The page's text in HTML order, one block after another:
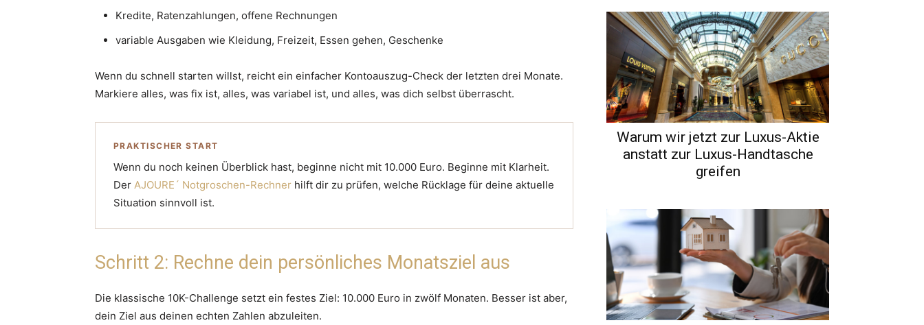
Kredite, Ratenzahlungen, offene Rechnungen
variable Ausgaben wie Kleidung, Freizeit, Essen gehen, Geschenke
Wenn du schnell starten willst, reicht ein einfacher Kontoauszug-Check der letzten drei Monate.
Markiere alles, was fix ist, alles, was variabel ist, und alles, was dich selbst überrascht.
PRAKTISCHER START
Wenn du noch keinen Überblick hast, beginne nicht mit 10.000 Euro. Beginne mit Klarheit.
Der AJOURE´ Notgroschen-Rechner hilft dir zu prüfen, welche Rücklage für deine aktuelle
Situation sinnvoll ist.
Schritt 2: Rechne dein persönliches Monatsziel aus
Die klassische 10K-Challenge setzt ein festes Ziel: 10.000 Euro in zwölf Monaten. Besser ist aber,
dein Ziel aus deinen echten Zahlen abzuleiten.
Warum wir jetzt zur Luxus-Aktie
anstatt zur Luxus-Handtasche
greifen